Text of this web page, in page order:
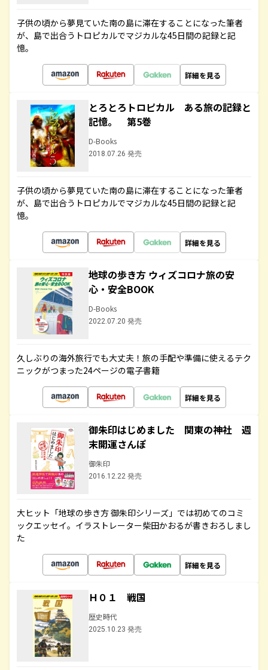
子供の頃から夢見ていた南の島に滞在することになった筆者
が、島で出合うトロピカルでマジカルな45日間の記録と記
憶。
詳細を見る
とろとろトロピカル ある旅の記録と
記憶。 第5巻
D-Books
2018.07.26 発売
子供の頃から夢見ていた南の島に滞在することになった筆者
が、島で出合うトロピカルでマジカルな45日間の記録と記
憶。
詳細を見る
地球の歩き方 ウィズコロナ旅の安
心・安全BOOK
D-Books
2022.07.20 発売
久しぶりの海外旅行でも大丈夫！旅の手配や準備に使えるテク
ニックがつまった24ページの電子書籍
詳細を見る
御朱印はじめました 関東の神社 週
末開運さんぽ
御朱印
2016.12.22 発売
大ヒット「地球の歩き方 御朱印シリーズ」では初めてのコミ
ックエッセイ。イラストレーター柴田かおるが書きおろしまし
た
詳細を見る
Ｈ０１ 戦国
歴史時代
2025.10.23 発売